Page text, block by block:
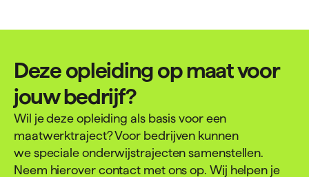
Deze opleiding op maat voor
jouw bedrijf?
Wil je deze opleiding als basis voor een
maatwerktraject? Voor bedrijven kunnen
we speciale onderwijstrajecten samenstellen.
Neem hierover contact met ons op. Wij helpen je